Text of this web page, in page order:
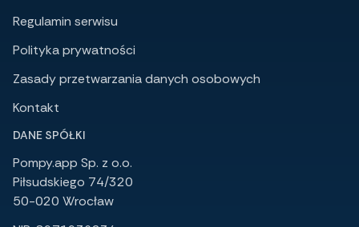
Regulamin serwisu
Polityka prywatności
Zasady przetwarzania danych osobowych
Kontakt
DANE SPÓŁKI
Pompy.app Sp. z o.o.
Piłsudskiego 74/320
50-020 Wrocław